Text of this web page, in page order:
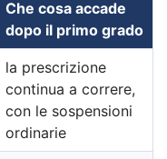
Che cosa accade
dopo il primo grado
la prescrizione
continua a correre,
con le sospensioni
ordinarie